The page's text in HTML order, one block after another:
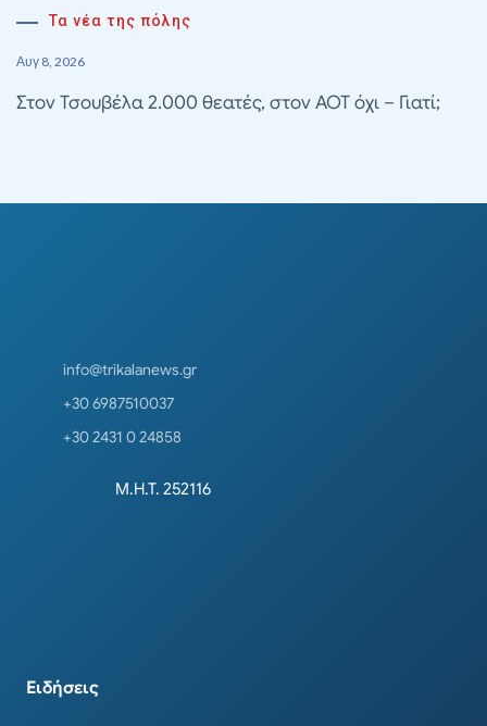
Τα νέα της πόλης
Αυγ 8, 2026
Στον Τσουβέλα 2.000 θεατές, στον ΑΟΤ όχι – Γιατί;
info@trikalanews.gr
+30 6987510037
+30 2431 0 24858
Μ.Η.Τ. 252116
Ειδήσεις